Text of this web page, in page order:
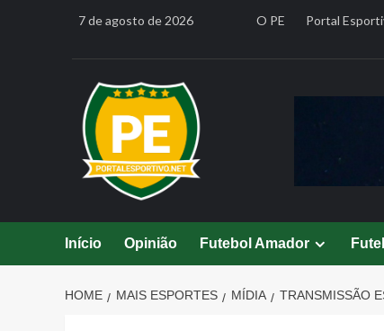
7 de agosto de 2026 O PE Portal
Início Opinião Futebol Amador
HOME MAIS ESPORTES MÍDIA TRANSMISSÃO